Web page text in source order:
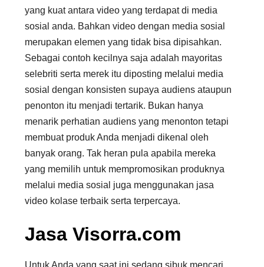
yang kuat antara video yang terdapat di media
sosial anda. Bahkan video dengan media sosial
merupakan elemen yang tidak bisa dipisahkan.
Sebagai contoh kecilnya saja adalah mayoritas
selebriti serta merek itu diposting melalui media
sosial dengan konsisten supaya audiens ataupun
penonton itu menjadi tertarik. Bukan hanya
menarik perhatian audiens yang menonton tetapi
membuat produk Anda menjadi dikenal oleh
banyak orang. Tak heran pula apabila mereka
yang memilih untuk mempromosikan produknya
melalui media sosial juga menggunakan jasa
video kolase terbaik serta terpercaya.
Jasa Visorra.com
Untuk Anda yang saat ini sedang sibuk mencari